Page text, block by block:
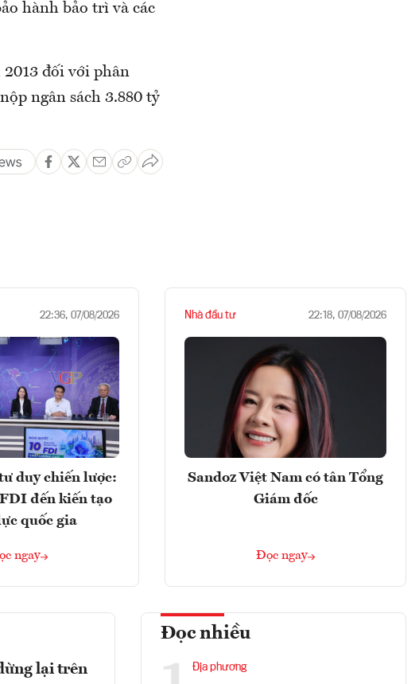
hành bảo trì và các
2013 đối với phân
ngân sách 3.880 tỷ
22:36, 07/08/2026
duy chiến lược:
đến kiến tạo
quốc gia
ngay
Nhà đầu tư 22:18, 07/08/2026
Sandoz Việt Nam có tân Tổng
Giám đốc
Đọc ngay
lại trên
Đọc nhiều
Địa phương